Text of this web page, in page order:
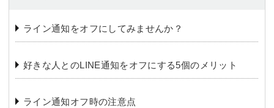
ライン通知をオフにしてみませんか？
好きな人とのLINE通知をオフにする5個のメリット
ライン通知オフ時の注意点